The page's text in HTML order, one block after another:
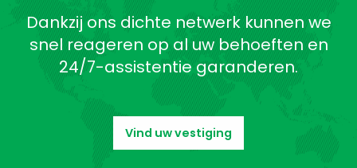
Dankzij ons dichte netwerk kunnen we
snel reageren op al uw behoeften en
24/7-assistentie garanderen.
Vind uw vestiging